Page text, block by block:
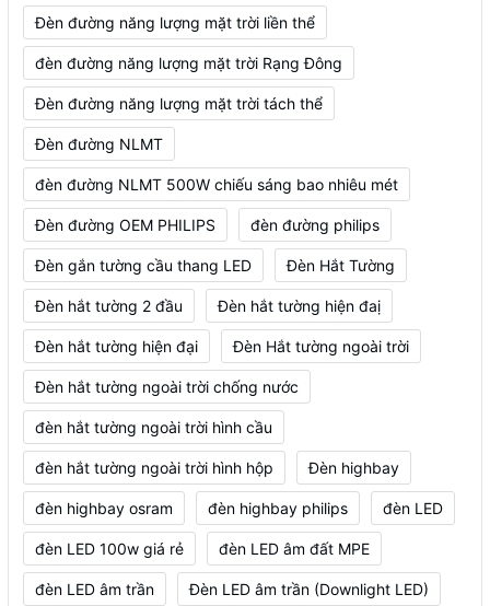
Đèn đường năng lượng mặt trời liền thể
đèn đường năng lượng mặt trời Rạng Đông
Đèn đường năng lượng mặt trời tách thể
Đèn đường NLMT
đèn đường NLMT 500W chiếu sáng bao nhiêu mét
Đèn đường OEM PHILIPS đèn đường philips
Đèn gắn tường cầu thang LED Đèn Hắt Tường
Đèn hắt tường 2 đầu Đèn hắt tường hiện đaị
Đèn hắt tường hiện đại Đèn Hắt tường ngoài trời
Đèn hắt tường ngoài trời chống nước
đèn hắt tường ngoài trời hình cầu
đèn hắt tường ngoài trời hình hộp Đèn highbay
đèn highbay osram đèn highbay philips đèn LED
đèn LED 100w giá rẻ đèn LED âm đất MPE
đèn LED âm trần Đèn LED âm trần (Downlight LED)